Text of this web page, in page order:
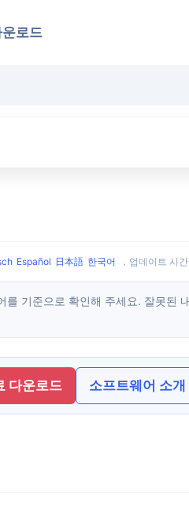
로드
Español 日本語 한국어 ， 업데이트 시간
다운로드 소프트웨어 소개